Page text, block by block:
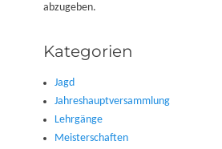
abzugeben.
Kategorien
Jagd
Jahreshauptversammlung
Lehrgänge
Meisterschaften